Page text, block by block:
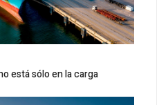
está sólo en la carga